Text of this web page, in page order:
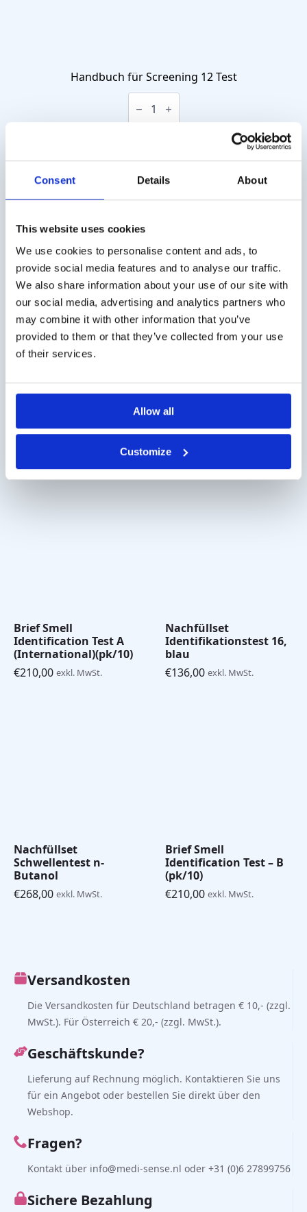
Consent Details About
This website uses cookies
We use cookies to personalise content and ads, to
provide social media features and to analyse our traffic.
We also share information about your use of our site with
our social media, advertising and analytics partners who
may combine it with other information that you’ve
provided to them or that they’ve collected from your use
of their services.
Allow all
Customize
Handbuch für Screening 12 Test
Handbuch
für
Screening
Nachfüllset
12
Test
Menge
Artikelnummer:200101
Kategorien:Burghart (ODOFIN) Sniffin’ Sticks ,
Riechtests
Marke:Burghart Messtechnik
Beschreibung
Ähnliche Produkte
Brief Smell
Identification Test A
(International)(pk/10)
€210,00 exkl. MwSt.
Nachfüllset
Identifikationstest 16,
blau
€136,00 exkl. MwSt.
Nachfüllset
Schwellentest n-
Butanol
€268,00 exkl. MwSt.
Brief Smell
Identification Test – B
(pk/10)
€210,00 exkl. MwSt.
Versandkosten
Die Versandkosten für Deutschland betragen € 10,- (zzgl.
MwSt.). Für Österreich € 20,- (zzgl. MwSt.).
Geschäftskunde?
Lieferung auf Rechnung möglich. Kontaktieren Sie uns
für ein Angebot oder bestellen Sie direkt über den
Webshop.
Fragen?
Kontakt über info@medi-sense.nl oder +31 (0)6 27899756
Sichere Bezahlung